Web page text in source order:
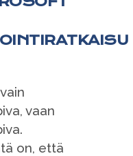
vaan
on, että